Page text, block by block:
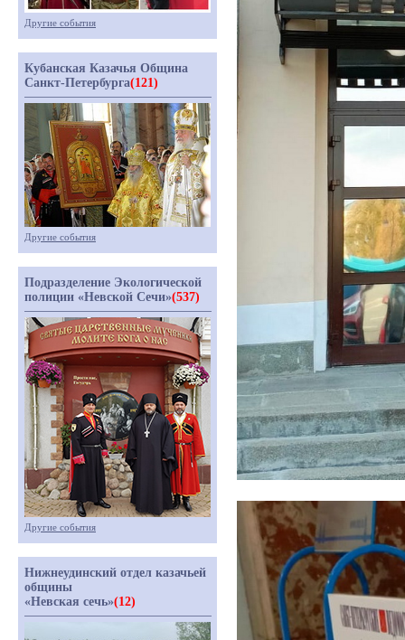
Другие события
Кубанская Казачья Община
Санкт-Петербурга(121)
Другие события
Подразделение Экологической
полиции «Невской Сечи»(537)
Другие события
Нижнеудинский отдел казачьей
общины
«Невская сечь»(12)